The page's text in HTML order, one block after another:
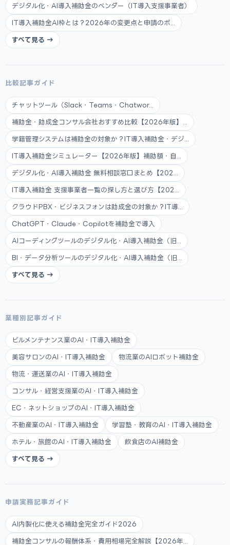
デジタル化・AI導入補助金のベンダー（IT導入支援事業者）
IT導入補助金AI枠とは？2026年の変更点と申請のポ...
すべて見る →
比較記事ガイド
チャットツール（Slack・Teams・Chatwor...
補助金・助成金コンサル会社おすすめ比較【2026年版】...
学籍管理システムは補助金の対象か？IT導入補助金・デジ...
IT導入補助金シミュレーター【2026年版】補助額・自...
デジタル化・AI導入補助金 無料相談窓口まとめ【202...
IT導入補助金 支援事業者一覧の探し方と選び方【202...
クラウドPBX・ビジネスフォンは助成金の対象か？IT導...
ChatGPT・Claude・Copilotを補助金で導入
AIコーディングツールのデジタル化・AI導入補助金（旧...
BI・データ分析ツールのデジタル化・AI導入補助金（旧...
すべて見る →
業種別記事ガイド
ビルメンテナンス業のAI・IT導入補助金
美容サロンのAI・IT導入補助金 物流業のAIロボット補助金
物流・運送業のAI・IT導入補助金
コンサル・経営支援業のAI・IT導入補助金
EC・ネットショップのAI・IT導入補助金
不動産業のAI・IT導入補助金 学習塾・教育のAI・IT導入補助金
ホテル・旅館のAI・IT導入補助金 飲食店のAI補助金
すべて見る →
申請実務記事ガイド
AI内製化に使える補助金完全ガイド2026
補助金コンサルの報酬体系・費用相場完全解説【2026年...